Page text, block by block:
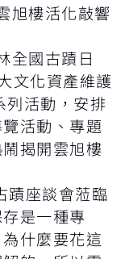
旭樓活化敲響
全國古蹟日
文化資產維護
列活動，安排
活動、專題
揭開雲旭樓
座談會蒞臨
是一種專
什麼要花這